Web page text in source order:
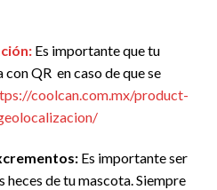
Es importante que tu
QR en caso de que se
coolcan.com.mx/product-
Es importante ser
de tu mascota. Siempre